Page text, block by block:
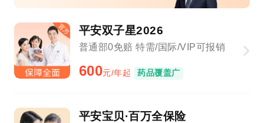
平安双子星2026
普通部0免赔 特需/国际/VIP可报销
600元/年起 药品覆盖广
平安宝贝·百万全保险